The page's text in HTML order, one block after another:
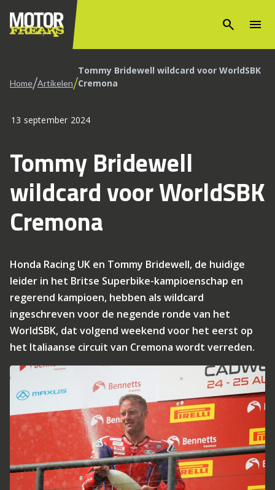
search menu
Home/Artikelen/Tommy Bridewell wildcard voor WorldSBK
Cremona
13 september 2024
Tommy Bridewell
wildcard voor WorldSBK
Cremona
Honda Racing UK en Tommy Bridewell, de huidige
leider in het Britse Superbike-kampioenschap en
regerend kampioen, hebben als wildcard
ingeschreven voor de negende ronde van het
WorldSBK, dat volgend weekend voor het eerst op
het Italiaanse circuit van Cremona wordt verreden.